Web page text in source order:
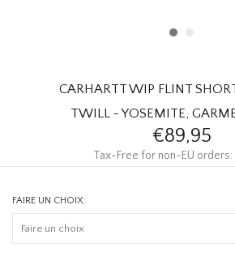
CARHARTT WIP FLINT
TWILL - YOSEMITE,
€89,95
Tax-Free for non-EU
FAIRE UN CHOIX: